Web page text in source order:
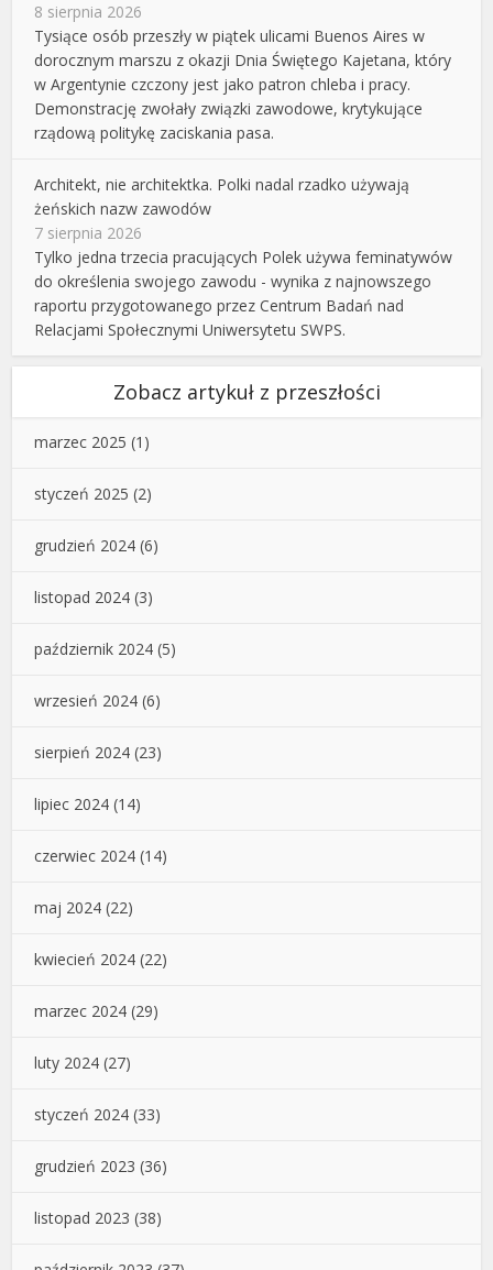
8 sierpnia 2026
Tysiące osób przeszły w piątek ulicami Buenos Aires w
dorocznym marszu z okazji Dnia Świętego Kajetana, który
w Argentynie czczony jest jako patron chleba i pracy.
Demonstrację zwołały związki zawodowe, krytykujące
rządową politykę zaciskania pasa.
Architekt, nie architektka. Polki nadal rzadko używają
żeńskich nazw zawodów
7 sierpnia 2026
Tylko jedna trzecia pracujących Polek używa feminatywów
do określenia swojego zawodu - wynika z najnowszego
raportu przygotowanego przez Centrum Badań nad
Relacjami Społecznymi Uniwersytetu SWPS.
Zobacz artykuł z przeszłości
marzec 2025 (1)
styczeń 2025 (2)
grudzień 2024 (6)
listopad 2024 (3)
październik 2024 (5)
wrzesień 2024 (6)
sierpień 2024 (23)
lipiec 2024 (14)
czerwiec 2024 (14)
maj 2024 (22)
kwiecień 2024 (22)
marzec 2024 (29)
luty 2024 (27)
styczeń 2024 (33)
grudzień 2023 (36)
listopad 2023 (38)